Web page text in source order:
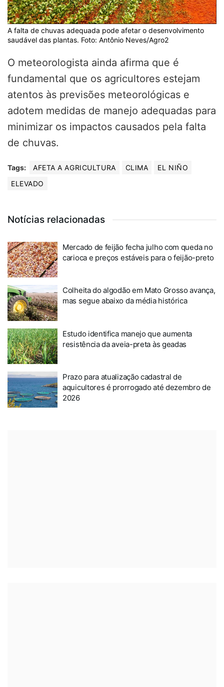
A falta de chuvas adequada pode afetar o desenvolvimento
saudável das plantas. Foto: Antônio Neves/Agro2
O meteorologista ainda afirma que é
fundamental que os agricultores estejam
atentos às previsões meteorológicas e
adotem medidas de manejo adequadas para
minimizar os impactos causados pela falta
de chuvas.
Tags: AFETA A AGRICULTURA CLIMA
EL NIÑO
ELEVADO
Notícias relacionadas
Mercado de feijão fecha julho com queda no
carioca e preços estáveis para o feijão-preto
Colheita do algodão em Mato Grosso avança,
mas segue abaixo da média histórica
Estudo identifica manejo que aumenta
resistência da aveia-preta às geadas
Prazo para atualização cadastral de
aquicultores é prorrogado até dezembro de
2026